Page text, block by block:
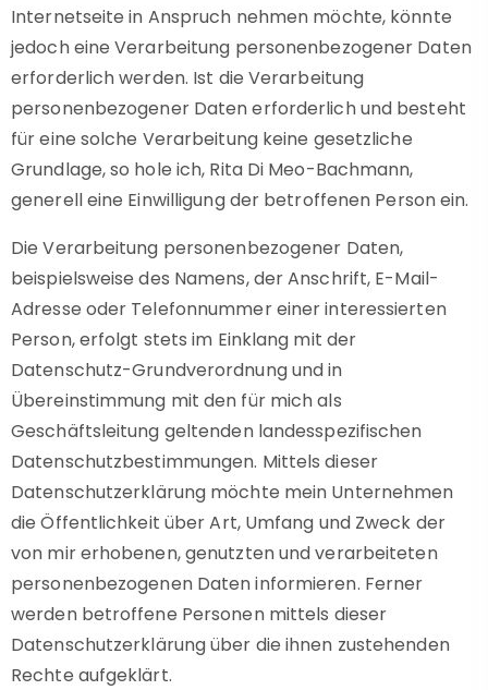
Internetseite in Anspruch nehmen möchte, könnte
jedoch eine Verarbeitung personenbezogener Daten
erforderlich werden. Ist die Verarbeitung
personenbezogener Daten erforderlich und besteht
für eine solche Verarbeitung keine gesetzliche
Grundlage, so hole ich, Rita Di Meo-Bachmann,
generell eine Einwilligung der betroffenen Person ein.
Die Verarbeitung personenbezogener Daten,
beispielsweise des Namens, der Anschrift, E-Mail-
Adresse oder Telefonnummer einer interessierten
Person, erfolgt stets im Einklang mit der
Datenschutz-Grundverordnung und in
Übereinstimmung mit den für mich als
Geschäftsleitung geltenden landesspezifischen
Datenschutzbestimmungen. Mittels dieser
Datenschutzerklärung möchte mein Unternehmen
die Öffentlichkeit über Art, Umfang und Zweck der
von mir erhobenen, genutzten und verarbeiteten
personenbezogenen Daten informieren. Ferner
werden betroffene Personen mittels dieser
Datenschutzerklärung über die ihnen zustehenden
Rechte aufgeklärt.